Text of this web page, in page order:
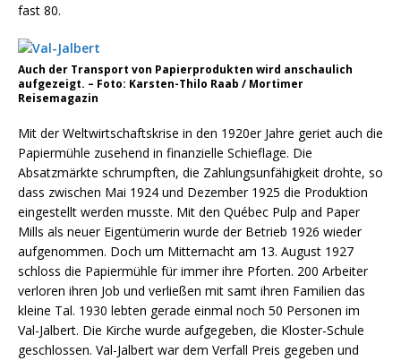
fast 80.
Auch der Transport von Papierprodukten wird anschaulich
aufgezeigt. – Foto: Karsten-Thilo Raab / Mortimer
Reisemagazin
Mit der Weltwirtschaftskrise in den 1920er Jahre geriet auch die
Papiermühle zusehend in finanzielle Schieflage. Die
Absatzmärkte schrumpften, die Zahlungsunfähigkeit drohte, so
dass zwischen Mai 1924 und Dezember 1925 die Produktion
eingestellt werden musste. Mit den Québec Pulp and Paper
Mills als neuer Eigentümerin wurde der Betrieb 1926 wieder
aufgenommen. Doch um Mitternacht am 13. August 1927
schloss die Papiermühle für immer ihre Pforten. 200 Arbeiter
verloren ihren Job und verließen mit samt ihren Familien das
kleine Tal. 1930 lebten gerade einmal noch 50 Personen im
Val-Jalbert. Die Kirche wurde aufgegeben, die Kloster-Schule
geschlossen. Val-Jalbert war dem Verfall Preis gegeben und